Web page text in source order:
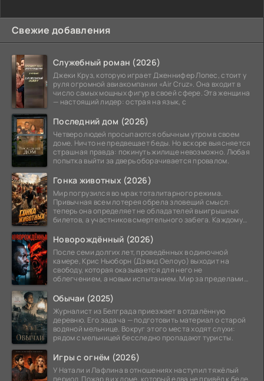
Свежие добавления
Служебный роман (2026)
Джеки Круз, которую играет Дженнифер Лопес, стоит у
руля огромной авиакомпании «Air Cruz». Она входит в
число самых мощных фигур в своей сфере. Эта женщина
— настоящий лидер: острая на язык, с
Последний дом (2026)
Четверо людей просыпаются обычным утром в своем
доме. Ничто не предвещает беды. Но вскоре выясняется
страшная правда: покинуть жилище невозможно. Любая
попытка выйти за дверь оборачивается провалом.
Гонка животных (2026)
Мир погрузился во мрак тоталитарного режима.
Привычная всем лотерея обрела зловещий смысл:
теперь она определяет не обладателей выигрышных
билетов, а участников смертельного забега. Каждому
Новорождённый (2026)
После семи долгих лет, проведённых в одиночной
камере, Крис Ньюборн (Дэвид Оелоуо) выходит на
свободу, которая оказывается для него не
облегчением, а новым испытанием. Мир за пределами
Обычаи (2025)
Журналист из Белграда приезжает в отдалённую
деревню. Его задача — подготовить материал о старой
водяной мельнице. Вокруг этого места ходят слухи:
рядом с мельницей бесследно пропадают туристы.
Игры с огнём (2026)
У Натали и Лафлина в отношениях наступил тяжёлый